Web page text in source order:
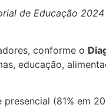
de Educação 2024
conforme o
educação,
(81% em